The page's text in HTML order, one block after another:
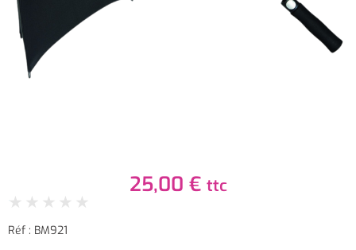
25,00 € ttc
★ ★ ★ ★ ★
Réf : BM921